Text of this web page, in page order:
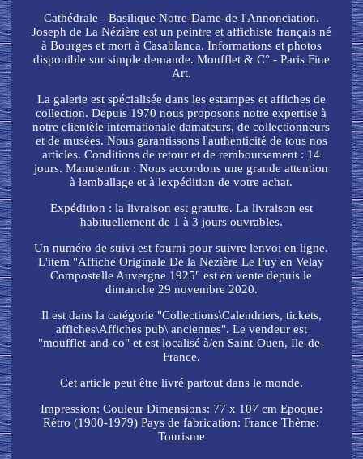
Cathédrale - Basilique Notre-Dame-de-l'Annonciation.
Joseph de La Nézière est un peintre et affichiste français né
à Bourges et mort à Casablanca. Informations et photos
disponible sur simple demande. Moufflet & C° - Paris Fine
Art.
La galerie est spécialisée dans les estampes et affiches de
collection. Depuis 1970 nous proposons notre expertise à
notre clientèle internationale damateurs, de collectionneurs
et de musées. Nous garantissons l'authenticité de tous nos
articles. Conditions de retour et de remboursement : 14
jours. Manutention : Nous accordons une grande attention
à lemballage et à lexpédition de votre achat.
Expédition : la livraison est gratuite. La livraison est
habituellement de 1 à 3 jours ouvrables.
Un numéro de suivi est fourni pour suivre lenvoi en ligne.
L'item "Affiche Originale De la Nezière Le Puy en Velay
Compostelle Auvergne 1925" est en vente depuis le
dimanche 29 novembre 2020.
Il est dans la catégorie "Collections\Calendriers, tickets,
affiches\Affiches pub\ anciennes". Le vendeur est
"moufflet-and-co" et est localisé à/en Saint-Ouen, Ile-de-
France.
Cet article peut être livré partout dans le monde.
Impression: Couleur Dimensions: 77 x 107 cm Epoque:
Rétro (1900-1979) Pays de fabrication: France Thème:
Tourisme